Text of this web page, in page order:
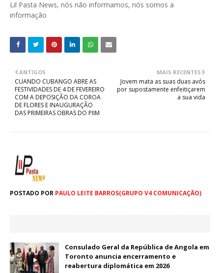
Lil Pasta News, nós não informamos, nós somos a
informação
MAIS RECENTES
Jovem mata as suas duas avós
por supostamente enfeitiçarem
a sua vida
ANTIGOS
CUANDO CUBANGO ABRE AS
FESTIVIDADES DE 4 DE FEVEREIRO
COM A DEPOSIÇÃO DA COROA
DE FLORES E INAUGURAÇÃO
DAS PRIMEIRAS OBRAS DO PIIM
POSTADO POR PAULO LEITE BARROS(GRUPO V4 COMUNICAÇÃO)
Consulado Geral da República de Angola em
Toronto anuncia encerramento e
reabertura diplomática em 2026